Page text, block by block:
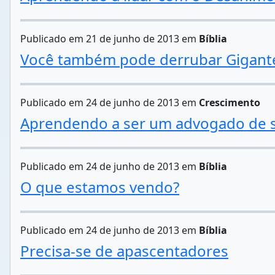
Publicado em 21 de junho de 2013 em Bíblia
Você também pode derrubar
Publicado em 24 de junho de 2013 em Crescimento
Aprendendo a ser um advogado de
Publicado em 24 de junho de 2013 em Bíblia
O que estamos vendo?
Publicado em 24 de junho de 2013 em Bíblia
Precisa-se de apascentadores